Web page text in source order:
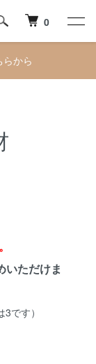
0
らから
いただけま
です）